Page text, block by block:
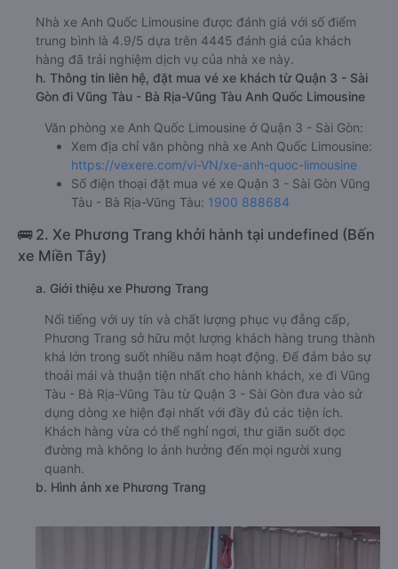
Nhà xe Anh Quốc Limousine được đánh giá với số điểm
trung bình là 4.9/5 dựa trên 4445 đánh giá của khách
hàng đã trải nghiệm dịch vụ của nhà xe này.
h. Thông tin liên hệ, đặt mua vé xe khách từ Quận 3 - Sài
Gòn đi Vũng Tàu - Bà Rịa-Vũng Tàu Anh Quốc Limousine
Văn phòng xe Anh Quốc Limousine ở Quận 3 - Sài Gòn:
Xem địa chỉ văn phòng nhà xe Anh Quốc Limousine:
https://vexere.com/vi-VN/xe-anh-quoc-limousine
Số điện thoại đặt mua vé xe Quận 3 - Sài Gòn Vũng
Tàu - Bà Rịa-Vũng Tàu: 1900 888684
🚌 2. Xe Phương Trang khởi hành tại undefined (Bến
xe Miền Tây)
a. Giới thiệu xe Phương Trang
Nổi tiếng với uy tín và chất lượng phục vụ đẳng cấp,
Phương Trang sở hữu một lượng khách hàng trung thành
khá lớn trong suốt nhiều năm hoạt động. Để đảm bảo sự
thoải mái và thuận tiện nhất cho hành khách, xe đi Vũng
Tàu - Bà Rịa-Vũng Tàu từ Quận 3 - Sài Gòn đưa vào sử
dụng dòng xe hiện đại nhất với đầy đủ các tiện ích.
Khách hàng vừa có thể nghỉ ngơi, thư giãn suốt dọc
đường mà không lo ảnh hưởng đến mọi người xung
quanh.
b. Hình ảnh xe Phương Trang